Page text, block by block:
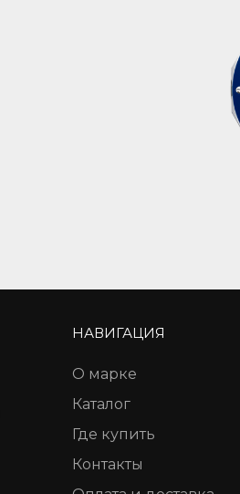
НАВИГАЦИЯ
О марке
Каталог
Где купить
Контакты